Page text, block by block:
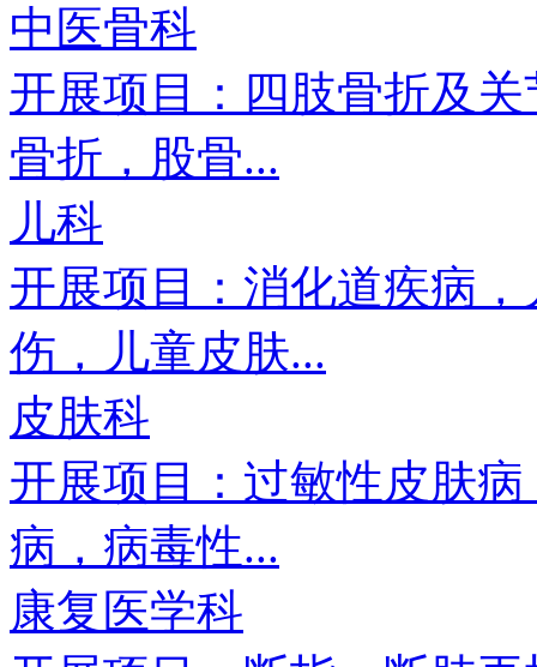
中医骨科
开展项目：四肢骨折及
骨折，股骨...
儿科
开展项目：消化道疾病
伤，儿童皮肤...
皮肤科
开展项目：过敏性皮肤
病，病毒性...
康复医学科